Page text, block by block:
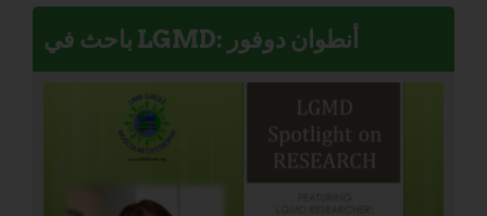
باحث في LGMD: أنطوان دوفور